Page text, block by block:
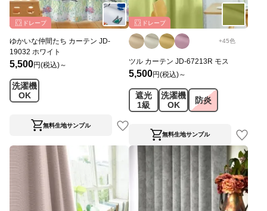
ドレープ
ゆかいな仲間たち カーテン JD-
19032 ホワイト
5,500円(税込)～
洗濯機
OK
無料生地サンプル
ドレープ
+45色
ツル カーテン JD-67213R モス
5,500円(税込)～
遮光
1級
洗濯機
OK
防炎
無料生地サンプル